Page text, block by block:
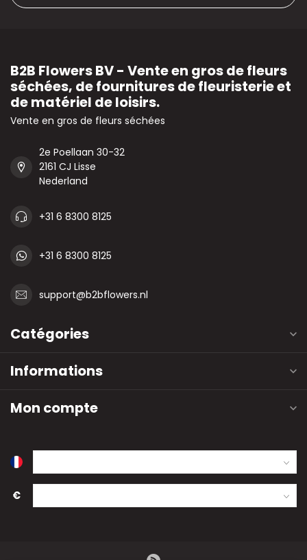
B2B Flowers BV - Vente en gros de fleurs
séchées, de fournitures de fleuristerie et
de matériel de loisirs.
Vente en gros de fleurs séchées
2e Poellaan 30-32
2161 CJ Lisse
Nederland
+31 6 8300 8125
+31 6 8300 8125
support@b2bflowers.nl
Catégories
Informations
Mon compte
€